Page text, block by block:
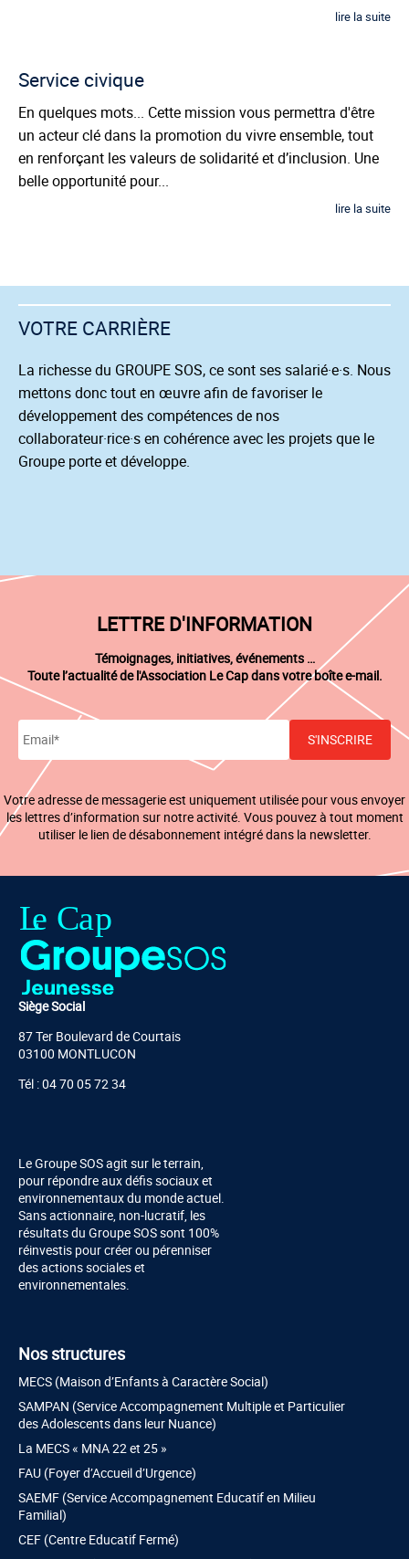
lire la suite
Service civique
En quelques mots... Cette mission vous permettra d'être
un acteur clé dans la promotion du vivre ensemble, tout
en renforçant les valeurs de solidarité et d’inclusion. Une
belle opportunité pour...
lire la suite
VOTRE CARRIÈRE
La richesse du GROUPE SOS, ce sont ses salarié·e·s. Nous
mettons donc tout en œuvre afin de favoriser le
développement des compétences de nos
collaborateur·rice·s en cohérence avec les projets que le
Groupe porte et développe.
LETTRE D'INFORMATION
Témoignages, initiatives, événements …
Toute l’actualité de l'Association Le Cap dans votre boîte e-mail.
Votre adresse de messagerie est uniquement utilisée pour vous envoyer
les lettres d’information sur notre activité. Vous pouvez à tout moment
utiliser le lien de désabonnement intégré dans la newsletter.
Siège Social
87 Ter Boulevard de Courtais
03100 MONTLUCON
Tél : 04 70 05 72 34
Le Groupe SOS agit sur le terrain,
pour répondre aux défis sociaux et
environnementaux du monde actuel.
Sans actionnaire, non-lucratif, les
résultats du Groupe SOS sont 100%
réinvestis pour créer ou pérenniser
des actions sociales et
environnementales.
Nos structures
MECS (Maison d’Enfants à Caractère Social)
SAMPAN (Service Accompagnement Multiple et Particulier
des Adolescents dans leur Nuance)
La MECS « MNA 22 et 25 »
FAU (Foyer d’Accueil d’Urgence)
SAEMF (Service Accompagnement Educatif en Milieu
Familial)
CEF (Centre Educatif Fermé)